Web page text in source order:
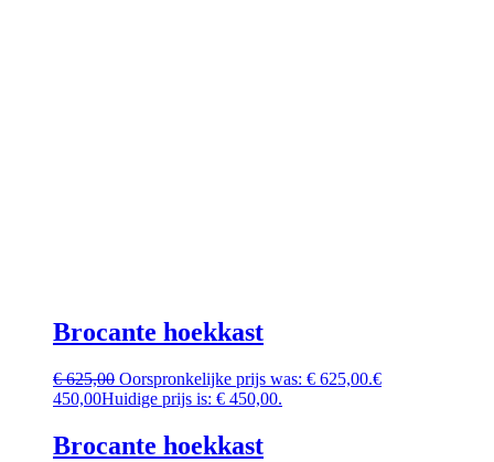
Brocante hoekkast
€625,00 Oorspronkelijke prijs was: € 625,00.€
450,00Huidige prijs is: € 450,00.
Brocante hoekkast